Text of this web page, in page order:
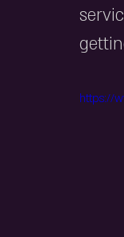
https://